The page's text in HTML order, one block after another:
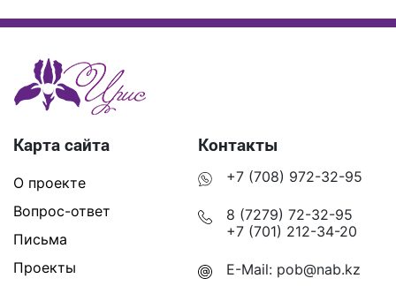
Карта сайта
О проекте
Вопрос-ответ
Письма
Проекты
Контакты
+7 (708) 972-32-95
8 (7279) 72-32-95
+7 (701) 212-34-20
E-Mail: pob@nab.kz